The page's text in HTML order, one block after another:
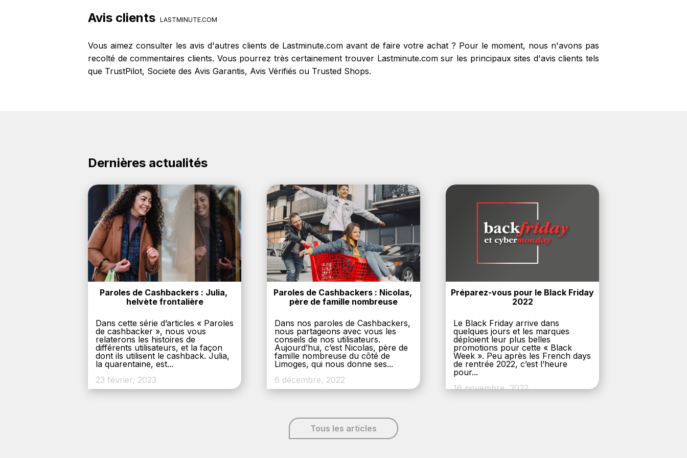
officel Lastminute.com à l'adresse suivante :
Avis clients LASTMINUTE.COM
Vous aimez consulter les avis d'autres clients de Lastminute.com avant de faire votre achat ? Pour le moment, nous n'avons pas
recolté de commentaires clients. Vous pourrez très certainement trouver Lastminute.com sur les principaux sites d'avis clients tels
que TrustPilot, Societe des Avis Garantis, Avis Vérifiés ou Trusted Shops.
Dernières actualités
Paroles de Cashbackers : Julia,
helvète frontalière
Dans cette série d’articles « Paroles
de cashbacker », nous vous
relaterons les histoires de
différents utilisateurs, et la façon
dont ils utilisent le cashback. Julia,
la quarentaine, est...
23 février, 2023
Paroles de Cashbackers : Nicolas,
père de famille nombreuse
Dans nos paroles de Cashbackers,
nous partageons avec vous les
conseils de nos utilisateurs.
Aujourd’hui, c’est Nicolas, père de
famille nombreuse du côté de
Limoges, qui nous donne ses...
6 décembre, 2022
Préparez-vous pour le Black Friday
2022
Le Black Friday arrive dans
quelques jours et les marques
déploient leur plus belles
promotions pour cette « Black
Week ». Peu après les French days
de rentrée 2022, c’est l’heure
pour...
16 novembre, 2022
Tous les articles